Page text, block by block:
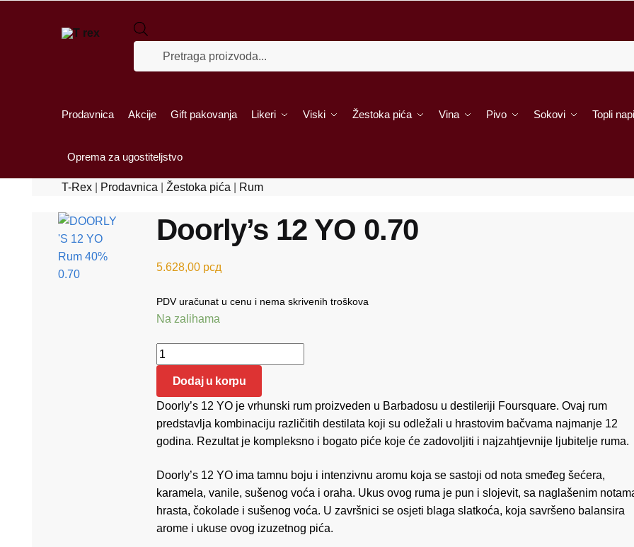
Prodavnica Akcije Gift pakovanja Likeri Viski Žestoka pića Vina Pivo Sokovi Topli
Oprema za ugostiteljstvo
T-Rex Prodavnica Žestoka pića Rum
Doorly’s 12 YO 0.70
5.628,00 рсд
PDV uračunat u cenu i nema skrivenih troškova
Na zalihama
Doorly's 12 YO 0.70 količina
Dodaj u korpu
Doorly’s 12 YO je vrhunski rum proizveden u Barbadosu u destileriji Foursquare. Ovaj rum
predstavlja kombinaciju različitih destilata koji su odležali u hrastovim bačvama najmanje 12
godina. Rezultat je kompleksno i bogato piće koje će zadovoljiti i najzahtjevnije ljubitelje ruma.
Doorly’s 12 YO ima tamnu boju i intenzivnu aromu koja se sastoji od nota smeđeg šećera,
karamela, vanile, sušenog voća i oraha. Ukus ovog ruma je pun i slojevit, sa naglašenim
hrasta, čokolade i sušenog voća. U završnici se osjeti blaga slatkoća, koja savršeno balansira
arome i ukuse ovog izuzetnog pića.